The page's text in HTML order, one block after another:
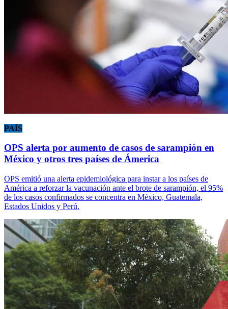
PAÍS
OPS alerta por aumento de casos de sarampión en
México y otros tres países de Ámerica
OPS emitió una alerta epidemiológica para instar a los países de
América a reforzar la vacunación ante el brote de sarampión, el 95%
de los casos confirmados se concentra en México, Guatemala,
Estados Unidos y Perú.